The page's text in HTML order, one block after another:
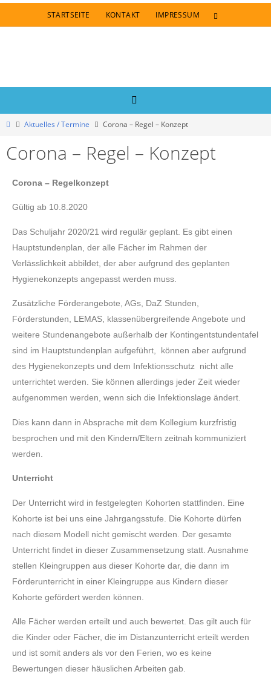
STARTSEITE KONTAKT IMPRESSUM
Aktuelles / Termine Corona – Regel – Konzept
Corona – Regel – Konzept
Corona – Regelkonzept
Gültig ab 10.8.2020
Das Schuljahr 2020/21 wird regulär geplant. Es gibt einen
Hauptstundenplan, der alle Fächer im Rahmen der
Verlässlichkeit abbildet, der aber aufgrund des geplanten
Hygienekonzepts angepasst werden muss.
Zusätzliche Förderangebote, AGs, DaZ Stunden,
Förderstunden, LEMAS, klassenübergreifende Angebote und
weitere Stundenangebote außerhalb der Kontingentstundentafel
sind im Hauptstundenplan aufgeführt, können aber aufgrund
des Hygienekonzepts und dem Infektionsschutz nicht alle
unterrichtet werden. Sie können allerdings jeder Zeit wieder
aufgenommen werden, wenn sich die Infektionslage ändert.
Dies kann dann in Absprache mit dem Kollegium kurzfristig
besprochen und mit den Kindern/Eltern zeitnah kommuniziert
werden.
Unterricht
Der Unterricht wird in festgelegten Kohorten stattfinden. Eine
Kohorte ist bei uns eine Jahrgangsstufe. Die Kohorte dürfen
nach diesem Modell nicht gemischt werden. Der gesamte
Unterricht findet in dieser Zusammensetzung statt. Ausnahme
stellen Kleingruppen aus dieser Kohorte dar, die dann im
Förderunterricht in einer Kleingruppe aus Kindern dieser
Kohorte gefördert werden können.
Alle Fächer werden erteilt und auch bewertet. Das gilt auch für
die Kinder oder Fächer, die im Distanzunterricht erteilt werden
und ist somit anders als vor den Ferien, wo es keine
Bewertungen dieser häuslichen Arbeiten gab.